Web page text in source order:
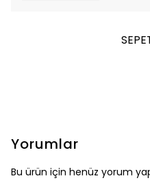
Yorumlar
Bu ürün için henüz yorum